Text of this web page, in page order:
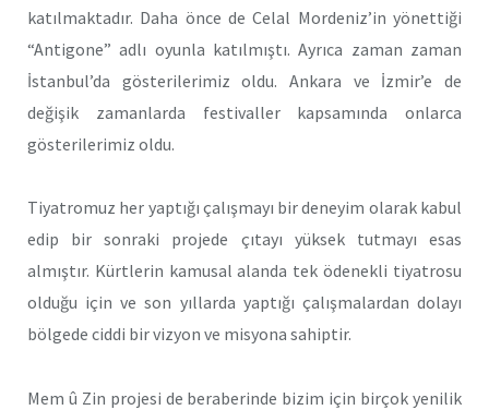
katılmaktadır. Daha önce de Celal Mordeniz’in yönettiği
“Antigone” adlı oyunla katılmıştı. Ayrıca zaman zaman
İstanbul’da gösterilerimiz oldu. Ankara ve İzmir’e de
değişik zamanlarda festivaller kapsamında onlarca
gösterilerimiz oldu.
Tiyatromuz her yaptığı çalışmayı bir deneyim olarak kabul
edip bir sonraki projede çıtayı yüksek tutmayı esas
almıştır. Kürtlerin kamusal alanda tek ödenekli tiyatrosu
olduğu için ve son yıllarda yaptığı çalışmalardan dolayı
bölgede ciddi bir vizyon ve misyona sahiptir.
Mem û Zin projesi de beraberinde bizim için birçok yenilik